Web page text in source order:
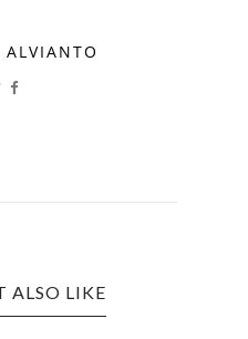
ALVIANTO
ALSO LIKE